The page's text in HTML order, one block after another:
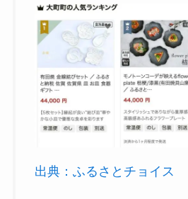
出典：ふるさとチョイス